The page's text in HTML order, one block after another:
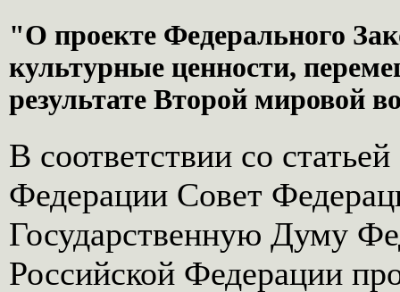
"О проекте Федерального
культурные ценности,
результате Второй мировой
В соответствии со
Федерации Совет
Государственную Думу
Российской Федерации